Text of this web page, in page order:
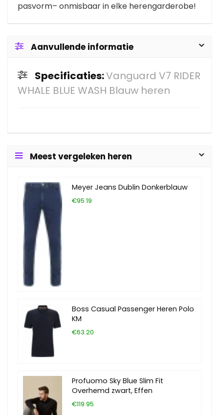
pasvorm– onmisbaar in elke herengarderobe!
Aanvullende informatie
Specificaties:Vanguard V7 RIDER
WHALE BLUE WASH Blauw heren
Meest vergeleken heren
Meyer Jeans Dublin Donkerblauw
€95.19
Boss Casual Passenger Heren Polo
KM
€63.20
Profuomo Sky Blue Slim Fit
Overhemd zwart, Effen
€119.95